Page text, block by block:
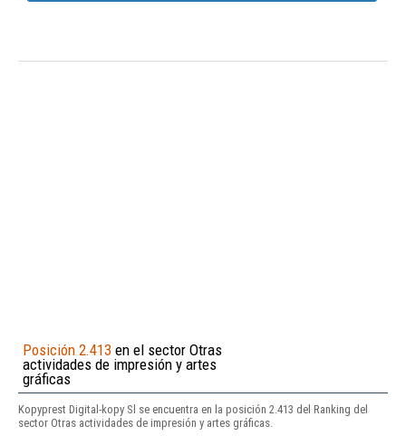
Posición 2.413 en el sector Otras
actividades de impresión y artes
gráficas
Kopyprest Digital-kopy Sl se encuentra en la posición 2.413 del Ranking del
sector Otras actividades de impresión y artes gráficas.